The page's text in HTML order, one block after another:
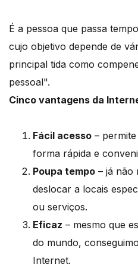
É a pessoa que passa
cujo objetivo depende de
principal tida como
pessoal".
Cinco vantagens da
Fácil acesso –
forma rápida e
Poupa tempo – já não
deslocar a locais
ou serviços.
Eficaz – mesmo que
do mundo,
Internet.